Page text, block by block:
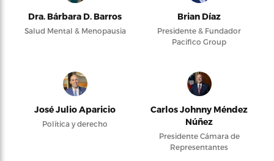
Dra. Bárbara D. Barros
Salud Mental & Menopausia
Brian Díaz
Presidente & Fundador
Pacifico Group
José Julio Aparicio
Política y derecho
Carlos Johnny Méndez
Núñez
Presidente Cámara de
Representantes